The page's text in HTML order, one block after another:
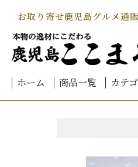
お取り寄せ鹿児島グルメ通販
ホーム 商品一覧
カテ
鹿児
北海
鹿児
鹿児
国産
鹿児
桜島
カン
本家
お茶
黒豚
さつ
予算